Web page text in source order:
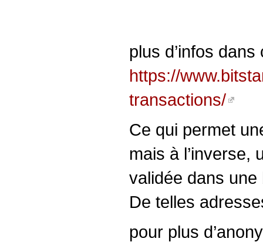
plus d’infos
https://
transactions/
Ce qui permet
mais à l’inverse,
validée dans
De telles
pour plus